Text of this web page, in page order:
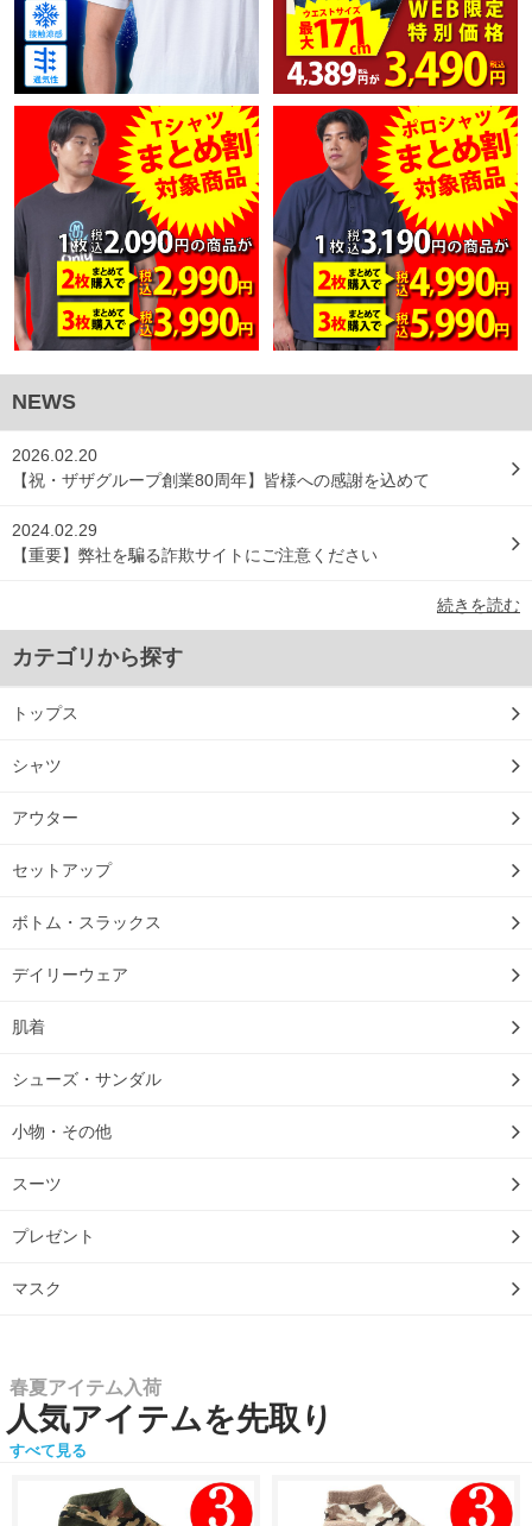
NEWS
2026.02.20
【祝・ザザグループ創業80周年】皆様への感謝を込めて
2024.02.29
【重要】弊社を騙る詐欺サイトにご注意ください
続きを読む
カテゴリから探す
トップス
シャツ
アウター
セットアップ
ボトム・スラックス
デイリーウェア
肌着
シューズ・サンダル
小物・その他
スーツ
プレゼント
マスク
春夏アイテム入荷
人気アイテムを先取り
すべて見る